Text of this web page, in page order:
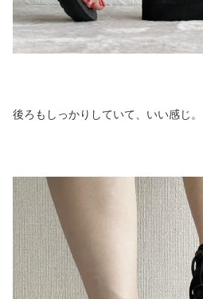
後ろもしっかりしていて、いい感じ。